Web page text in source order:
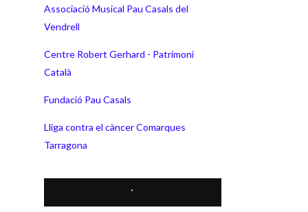
Associació Musical Pau Casals del
Vendrell
Centre Robert Gerhard - Patrimoni
Català
Fundació Pau Casals
Lliga contra el càncer Comarques
Tarragona
*